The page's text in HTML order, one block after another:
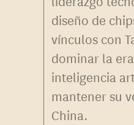
diseño de
vínculos con
dominar la
inteligencia
mantener su
China.